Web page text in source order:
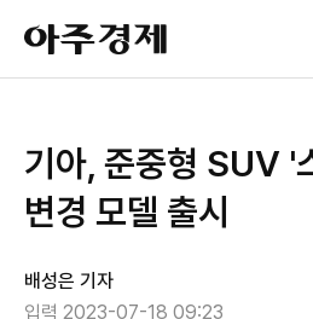
아
주
경
기아, 준중형 SUV '
변경 모델 출시
배성은 기자
입력 2023-07-18 09:23